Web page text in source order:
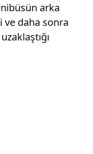
arka
ve daha sonra